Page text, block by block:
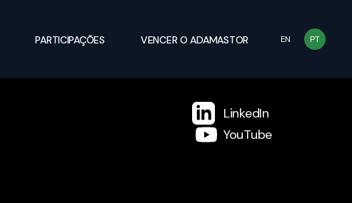
PARTICIPAÇÕES VENCER O ADAMASTOR EN PT
LinkedIn
YouTube